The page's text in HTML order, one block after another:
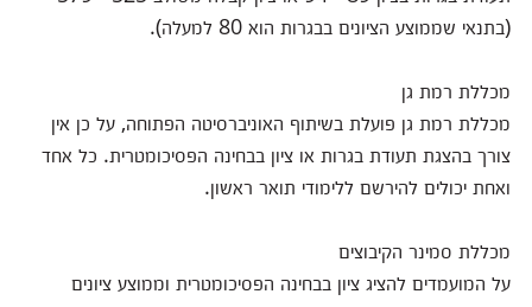
(בתנאי שממוצע הציונים בבגרות הוא 80 למעלה).
מכללת רמת גן
מכללת רמת גן פועלת בשיתוף האוניברסיטה הפתוחה, על כן אין
צורך בהצגת תעודת בגרות או ציון בבחינה הפסיכומטרית. כל אחד
ואחת יכולים להירשם ללימודי תואר ראשון.
מכללת סמינר הקיבוצים
על המועמדים להציג ציון בבחינה הפסיכומטרית וממוצע ציונים